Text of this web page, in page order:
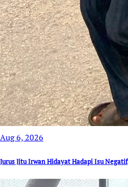
Aug 6, 2026
Jurus Jitu Irwan Hidayat Hadapi Isu Negatif